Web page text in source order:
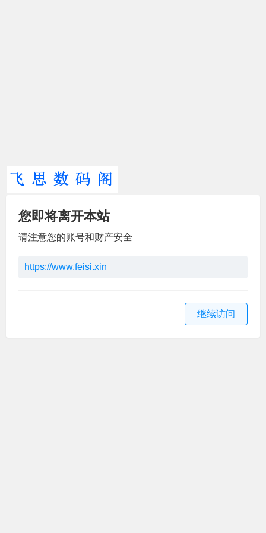
您即将离开本站
请注意您的账号和财产安全
https://www.feisi.xin
继续访问